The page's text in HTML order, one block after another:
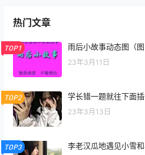
热门文章
TOP1 雨后小故事动态图（图
23年3月11日
TOP2 学长错一题就往下面
23年3月13日
TOP3 李老汉瓜地遇见小雪